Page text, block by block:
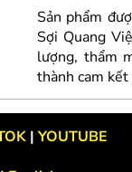
Sản phẩm
Sợi Quang
lượng, thẩm
thành cam
| YOUTUBE